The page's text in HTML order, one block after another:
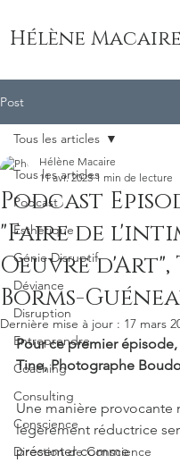
Hélène Macaire
Post
Tous les articles
Podcast
Esthétique
Génie Disruptif
Déviance
Disruption
Entreprendre
Coaching
Consulting
Conscience
Direction de Conscience
Tous les articles
Podcast
"Faire de
Oeuvre d'Art",
Borms-
Hélène Macaire
11 avr. 2023 1 min de lecture
Dernière mise à jour : 17 mars
Pour ce premier
Tine, Photographe
Une manière provocante
légèrement réductrice
présenter comme